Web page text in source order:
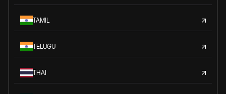
TAMIL
TELUGU
THAI